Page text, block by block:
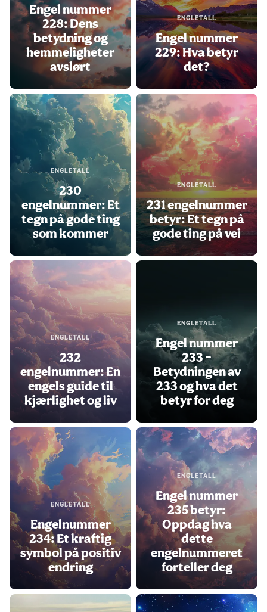
Engel nummer
228: Dens
betydning og
hemmeligheter
avslørt
ENGLETALL
Engel nummer
229: Hva betyr
det?
ENGLETALL
230
engelnummer: Et
tegn på gode ting
som kommer
ENGLETALL
231 engelnummer
betyr: Et tegn på
gode ting på vei
ENGLETALL
232
engelnummer: En
engels guide til
kjærlighet og liv
ENGLETALL
Engel nummer
233 –
Betydningen av
233 og hva det
betyr for deg
ENGLETALL
Engelnummer
234: Et kraftig
symbol på positiv
endring
ENGLETALL
Engel nummer
235 betyr:
Oppdag hva
dette
engelnummeret
forteller deg